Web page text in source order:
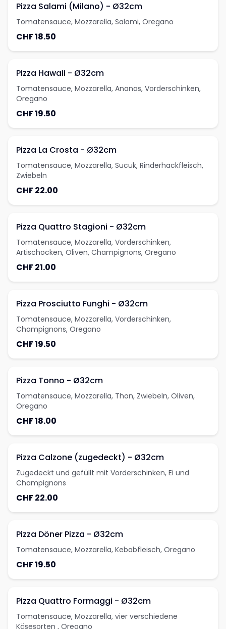
Pizza Salami (Milano) - Ø32cm
Tomatensauce, Mozzarella, Salami, Oregano
CHF 18.50
Pizza Hawaii - Ø32cm
Tomatensauce, Mozzarella, Ananas, Vorderschinken,
Oregano
CHF 19.50
Pizza La Crosta - Ø32cm
Tomatensauce, Mozzarella, Sucuk, Rinderhackfleisch,
Zwiebeln
CHF 22.00
Pizza Quattro Stagioni - Ø32cm
Tomatensauce, Mozzarella, Vorderschinken,
Artischocken, Oliven, Champignons, Oregano
CHF 21.00
Pizza Prosciutto Funghi - Ø32cm
Tomatensauce, Mozzarella, Vorderschinken,
Champignons, Oregano
CHF 19.50
Pizza Tonno - Ø32cm
Tomatensauce, Mozzarella, Thon, Zwiebeln, Oliven,
Oregano
CHF 18.00
Pizza Calzone (zugedeckt) - Ø32cm
Zugedeckt und gefüllt mit Vorderschinken, Ei und
Champignons
CHF 22.00
Pizza Döner Pizza - Ø32cm
Tomatensauce, Mozzarella, Kebabfleisch, Oregano
CHF 19.50
Pizza Quattro Formaggi - Ø32cm
Tomatensauce, Mozzarella, vier verschiedene
Käsesorten , Oregano